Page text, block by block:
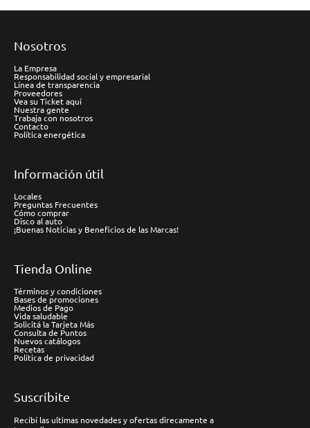
Nosotros
La Empresa
Responsabilidad social y empresarial
Línea de transparencia
Proveedores
Vea su Ticket aquí
Nuestra gente
Trabaja con nosotros
Contacto
Política energética
Información útil
Locales
Preguntas Frecuentes
Cómo comprar
Disco al auto
¡Buenas Noticias y Beneficios de las Marcas!
Tienda Online
Términos y condiciones
Bases de promociones
Medios de Pago
Vida saludable
Solicitá la Tarjeta Más
Consulta de Puntos
Nuevos catálogos
Recetas
Política de privacidad
Suscríbite
Recibí las ultimas novedades y ofertas direcamente a